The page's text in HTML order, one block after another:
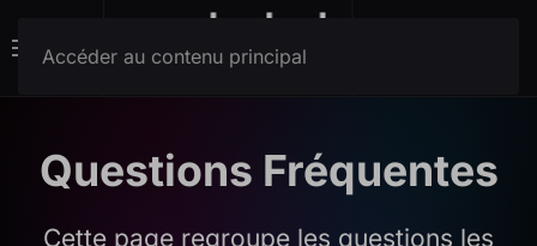
Accéder au contenu principal
Menu
Questions Fréquentes
Cette page regroupe les questions les